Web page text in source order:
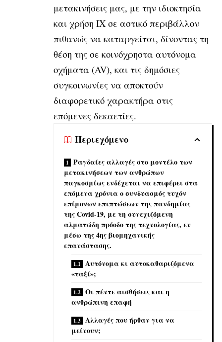
μετακινήσεις μας, με την ιδιοκτησία
και χρήση ΙΧ σε αστικό περιβάλλον
πιθανώς να καταργείται, δίνοντας τη
θέση της σε κοινόχρηστα αυτόνομα
οχήματα (AV), και τις δημόσιες
συγκοινωνίες να αποκτούν
διαφορετικό χαρακτήρα στις
επόμενες δεκαετίες.
Περιεχόμενο
Ραγδαίες αλλαγές στο μοντέλο των
μετακινήσεων των ανθρώπων
παγκοσμίως ενδέχεται να επιφέρει στα
επόμενα χρόνια ο συνδυασμός τυχόν
επίμονων επιπτώσεων της πανδημίας
της Covid-19, με τη συνεχιζόμενη
αλματώδη πρόοδο της τεχνολογίας, εν
μέσω της 4ης βιομηχανικής
επανάστασης.
Αυτόνομα κι αυτοκαθαριζόμενα
«ταξί»;
Οι πέντε αισθήσεις και η
ανθρώπινη επαφή
Αλλαγές που ήρθαν για να
μείνουν;